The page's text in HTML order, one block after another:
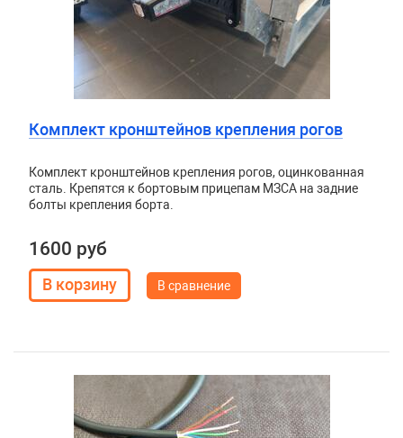
Комплект кронштейнов крепления рогов
Комплект кронштейнов крепления рогов, оцинкованная
сталь. Крепятся к бортовым прицепам МЗСА на задние
болты крепления борта.
1600 руб
В сравнение